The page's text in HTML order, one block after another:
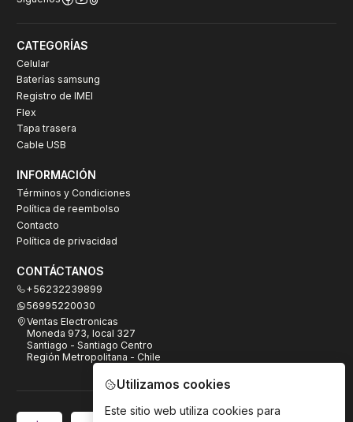
CATEGORÍAS
Celular
Baterías samsung
Registro de IMEI
Flex
Tapa trasera
Cable USB
INFORMACIÓN
Términos y Condiciones
Política de reembolso
Contacto
Política de privacidad
CONTÁCTANOS
+56232239899
56995220030
Ventas Electronicas
Moneda 973, local 327
Santiago - Santiago Centro
Región Metropolitana - Chile
Utilizamos cookies
Este sitio web utiliza cookies para